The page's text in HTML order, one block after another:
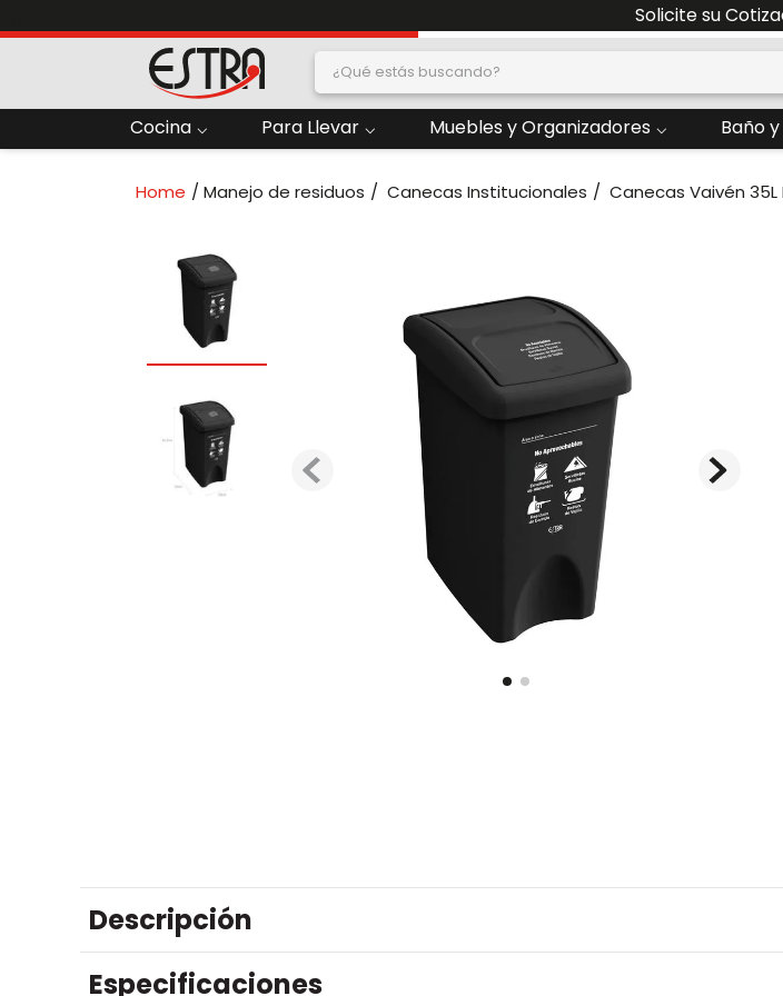
Envío grátis por compras
¿Qué estás buscando?
Cocina Para Llevar Muebles y Organizadores Baño
Manejo de residuos Canecas Institucionales Canecas Vaivén
Descripción
Especificaciones
Papelera
6. Termo
8 Contenedor